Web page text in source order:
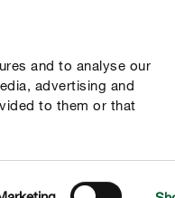
and to analyse our
advertising and
to them or that